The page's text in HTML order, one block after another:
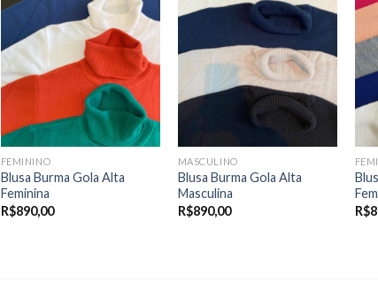
FEMININO
Blusa Burma Gola Alta
Feminina
R$890,00
MASCULINO
Blusa Burma Gola Alta
Masculina
R$890,00
R$